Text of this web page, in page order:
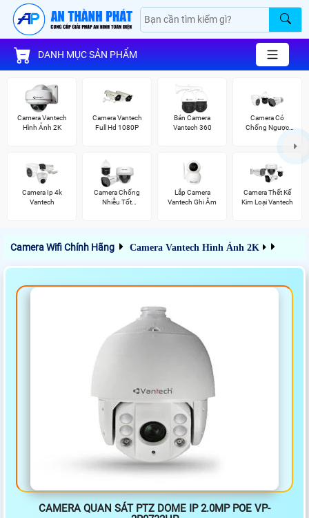
DANH MỤC SẢN PHẨM
Camera Vantech
Hình Ảnh 2K
Camera Vantech
Full Hd 1080P
Bán Camera
Vantech 360
Camera Có
Chống Ngược
Camera Ip 4k
Vantech
Camera Chống
Nhiễu Tốt
Lắp Camera
Vantech Ghi Âm
Camera Thết Kế
Kim Loại Vantech
Camera Wifi Chính Hãng Camera Vantech Hình Ảnh 2K
CAMERA QUAN SÁT PTZ DOME IP 2.0MP POE VP-